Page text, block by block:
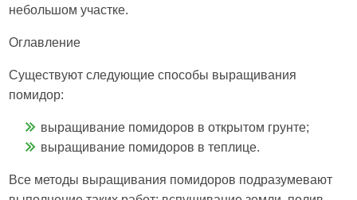
небольшом участке.
Оглавление
Существуют следующие способы выращивания
помидор:
выращивание помидоров в открытом грунте;
выращивание помидоров в теплице.
Все методы выращивания помидоров подразумевают